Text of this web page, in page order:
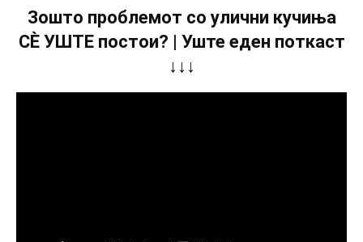
Зошто проблемот со улични кучиња
СÈ УШТЕ постои? | Уште еден поткаст
↓↓↓